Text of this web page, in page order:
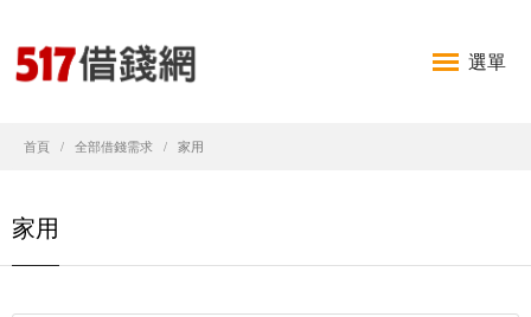
選單
首頁 全部借錢需求 家用
家用